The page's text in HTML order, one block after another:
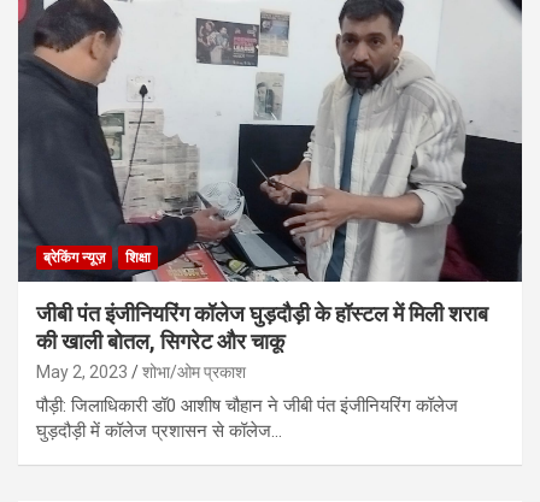
ब्रेकिंग न्यूज़ शिक्षा
जीबी पंत इंजीनियरिंग कॉलेज घुड़दौड़ी के हॉस्टल में मिली शराब
की खाली बोतल, सिगरेट और चाकू
May 2, 2023 शोभा/ओम प्रकाश
पौड़ी: जिलाधिकारी डॉ0 आशीष चौहान ने जीबी पंत इंजीनियरिंग कॉलेज
घुड़दौड़ी में कॉलेज प्रशासन से कॉलेज…